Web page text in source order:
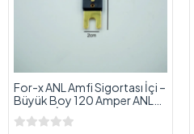
For-x ANL Amfi Sigortası İçi –
Büyük Boy 120 Amper ANL
Sigorta İçi – Kaliteli Anfi
Sigortası İçi